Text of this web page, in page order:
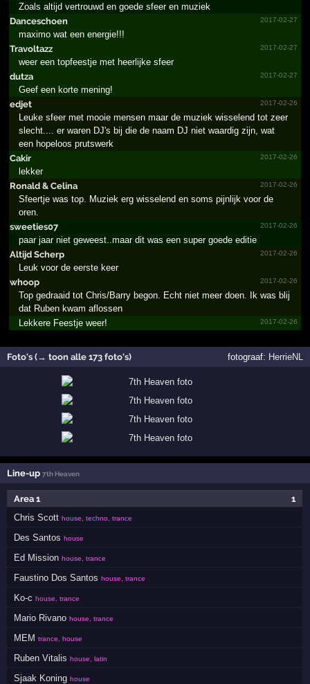
Zoals altijd vertrouwd en goede sfeer en muziek
Danceschoen
2017-02-27
maximo wat een energie!!!
Travoltazz
2017-02-27
weer een topfeestje met heerlijke sfeer
dutza
2017-02-27
Geef een korte mening!
edjet
2017-02-26
Leuke sfeer met mooie mensen maar de muziek wisselend tot zeer
slecht.... er waren DJ's bij die de naam DJ niet waardig zijn, wat
een hopeloos prutswerk
Cakir
2017-02-26
lekker
Ronald &­ Celina
2017-02-26
Sfeertje was top. Muziek erg wisselend en soms pijnlijk voor de
oren.
sweeties07
2017-02-26
paar jaar niet geweest..maar dit was een super goede editie
Altijd Scherp
2017-02-26
Leuk voor de eerste keer
whoop
2017-02-26
Top gedraaid tot Chris/Barry begon. Echt niet meer doen. Ik was blij
dat Ruben kwam aflossen
2017-02-26
Lekkere Feestje weer!
Foto's (→ toon alle 173 foto's) fotograaf: HerrieNL
Line-up7th Heaven
1
Area 1
Chris Scott house, techno, trance
Des Santos house
Ed Mission house, trance
Faustino Dos Santos house, trance
Ko-c house, trance
Mario Rivano house, trance
MEM trance, house
Ruben Vitalis house, latin
Sjaak Koning house